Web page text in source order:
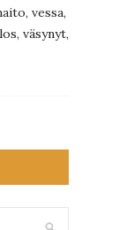
vessa,
väsynyt,